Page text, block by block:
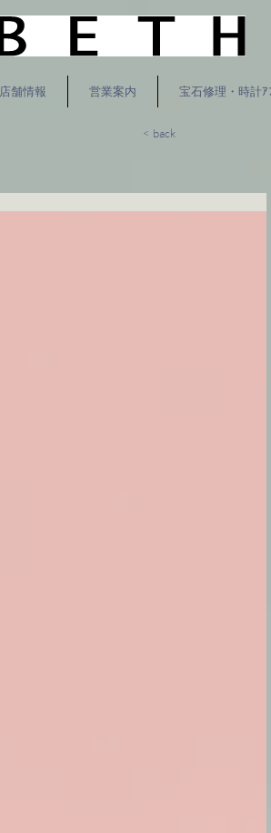
店舗情報 営業案内 宝石修理・時計ｱ
< back